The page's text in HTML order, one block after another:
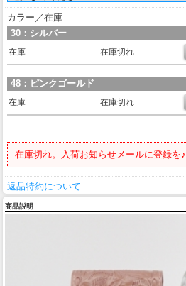
カラー／在庫
30：シルバー
在庫 在庫切れ
48：ピンクゴールド
在庫 在庫切れ
在庫切れ。入荷お知らせメールに登録を♪
返品特約について
商品説明